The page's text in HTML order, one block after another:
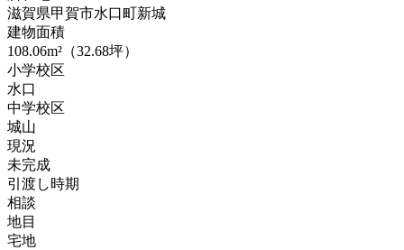
滋賀県甲賀市水口町新城
建物面積
108.06m²（32.68坪）
小学校区
水口
中学校区
城山
現況
未完成
引渡し時期
相談
地目
宅地